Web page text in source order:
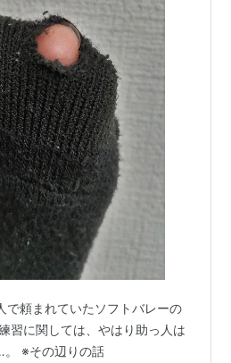
ティスト:アラジン,カシアス島田,
文護,岩室晶子,高原兄
社/メーカー:R and C Ltd.( C)(M)
日:2008/07/30
ィア:CD
件) を見る
Pabo、ラクダとカッパ
良顕が回答し正解した
ん」と読んでしまった。
義だった。
で頼まれていたソフトバレーの
習に関しては、やはり助っ人は
。 ※その辺りの話